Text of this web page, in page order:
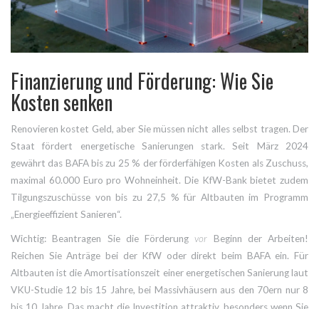
Finanzierung und Förderung: Wie Sie
Kosten senken
Renovieren kostet Geld, aber Sie müssen nicht alles selbst tragen. Der
Staat fördert energetische Sanierungen stark. Seit März 2024
gewährt das BAFA bis zu 25 % der förderfähigen Kosten als Zuschuss,
maximal 60.000 Euro pro Wohneinheit. Die KfW-Bank bietet zudem
Tilgungszuschüsse von bis zu 27,5 % für Altbauten im Programm
„Energieeffizient Sanieren“.
Wichtig: Beantragen Sie die Förderungvor Beginn der Arbeiten!
Reichen Sie Anträge bei der KfW oder direkt beim BAFA ein. Für
Altbauten ist die Amortisationszeit einer energetischen Sanierung laut
VKU-Studie 12 bis 15 Jahre, bei Massivhäusern aus den 70ern nur 8